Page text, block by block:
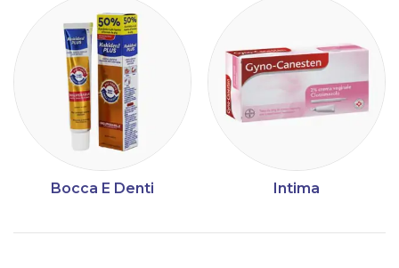
Bocca E Denti Intima